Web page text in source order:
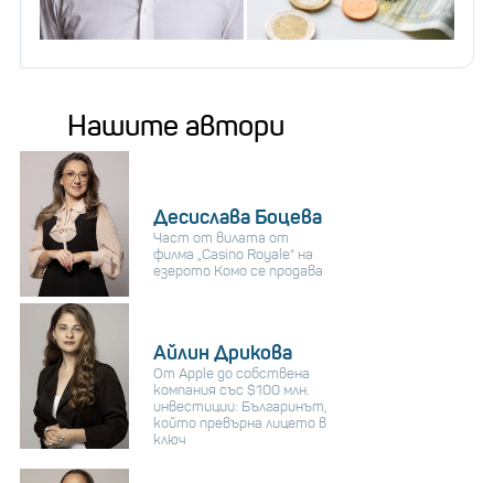
Нашите автори
Десислава Боцева
Част от вилата от
филма „Casino Royale“ на
езерото Комо се продава
Айлин Дрикова
От Apple до собствена
компания със $100 млн.
инвестиции: Българинът,
който превърна лицето в
ключ